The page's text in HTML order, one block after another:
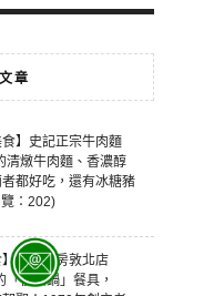
章
食】史記正宗牛肉麵
清燉牛肉麵、香濃醇
都好吃，還有冰糖豬
：202)
碧海廚房敦北店
復興鍋」餐具，